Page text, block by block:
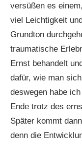
versüßen es
viel Leichtigkeit
Grundton
traumatische
Ernst behandelt
dafür, wie man
deswegen habe
Ende trotz des
Später kommt
denn die